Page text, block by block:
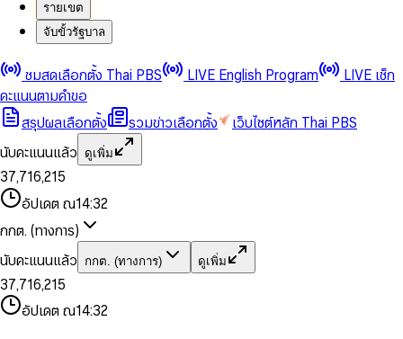
รายเขต
จับขั้วรัฐบาล
ชมสดเลือกตั้ง Thai PBS LIVE English Program
LIVE เช็ก
คะแนนตามคำขอ
สรุปผลเลือกตั้ง
รวมข่าวเลือกตั้ง
เว็บไซต์หลัก Thai PBS
นับคะแนนแล้ว
ดูเพิ่ม
0
1
2
3
4
5
6
8
9
0
1
2
3
4
5
6
7
8
9
,
0
1
2
4
6
7
8
9
0
1
2
3
4
5
6
7
8
9
0
1
3
5
6
7
8
9
,
1
2
4
5
7
8
9
0
1
3
4
6
7
8
9
0
2
3
4
5
7
8
อัปเดต ณ14:32
กกต. (ทางการ)
นับคะแนนแล้ว
กกต. (ทางการ) ดูเพิ่ม
0
1
2
3
4
5
0
1
2
4
5
6
7
8
9
,
0
1
2
4
6
7
8
9
0
1
2
3
0
1
3
5
6
7
8
,
1
2
4
0
1
3
0
2
3
4
5
7
อัปเดต ณ14:32